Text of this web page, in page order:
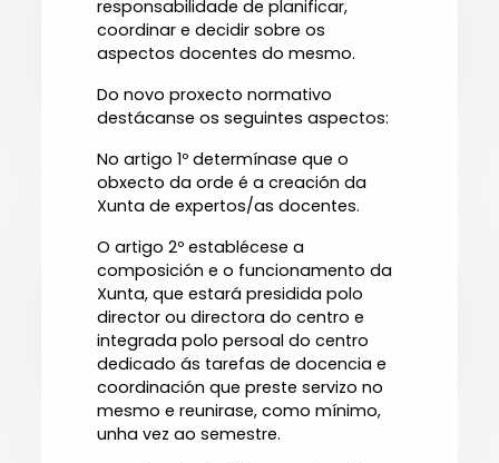
responsabilidade de planificar,
coordinar e decidir sobre os
aspectos docentes do mesmo.
Do novo proxecto normativo
destácanse os seguintes aspectos:
No artigo 1º determínase que o
obxecto da orde é a creación da
Xunta de expertos/as docentes.
O artigo 2º establécese a
composición e o funcionamento da
Xunta, que estará presidida polo
director ou directora do centro e
integrada polo persoal do centro
dedicado ás tarefas de docencia e
coordinación que preste servizo no
mesmo e reunirase, como mínimo,
unha vez ao semestre.